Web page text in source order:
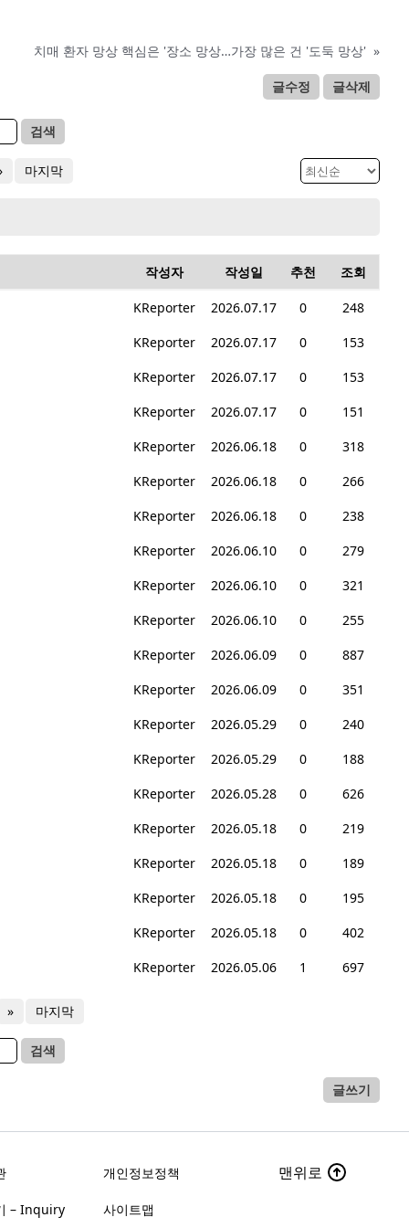
치매 환자 망상 핵심은 '장소 망상…가장 많은 건 '도둑 망상' »
글수정 글삭제
검색
마지막
작성자 작성일 추천 조회
KReporter 2026.07.17 0
248
KReporter
2026.07.17 0
153
KReporter
2026.07.17 0
153
KReporter
2026.07.17 0
151
KReporter
2026.06.18 0
318
KReporter
2026.06.18 0
266
KReporter
2026.06.18 0
238
KReporter
2026.06.10 0
279
KReporter
2026.06.10 0
321
KReporter
2026.06.10 0
255
KReporter
2026.06.09 0
887
KReporter
2026.06.09 0
351
KReporter
2026.05.29 0
240
KReporter
2026.05.29 0
188
KReporter
2026.05.28 0
626
KReporter
2026.05.18 0
219
KReporter
2026.05.18 0
189
KReporter
2026.05.18 0
195
KReporter
2026.05.18 0
402
KReporter
2026.05.06 1 697
» 마지막
검색
글쓰기
개인정보정책
– Inquiry 사이트맵
맨위로